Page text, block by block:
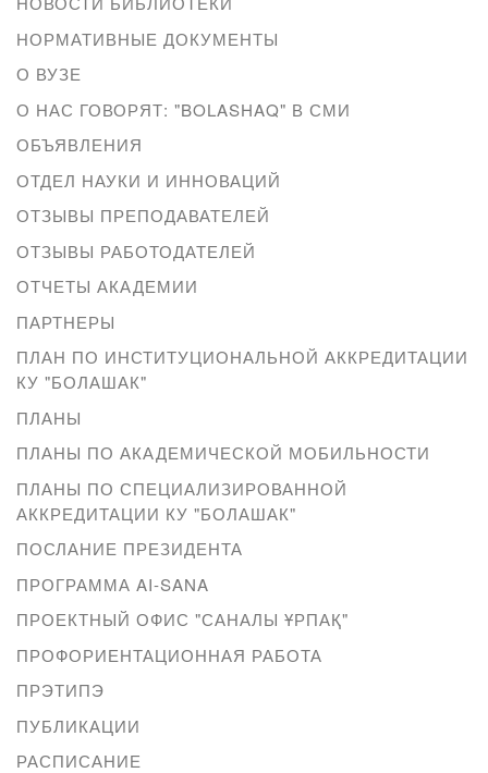
НОРМАТИВНЫЕ ДОКУМЕНТЫ
О ВУЗЕ
О НАС ГОВОРЯТ: "BOLASHAQ" В СМИ
ОБЪЯВЛЕНИЯ
ОТДЕЛ НАУКИ И ИННОВАЦИЙ
ОТЗЫВЫ ПРЕПОДАВАТЕЛЕЙ
ОТЗЫВЫ РАБОТОДАТЕЛЕЙ
ОТЧЕТЫ АКАДЕМИИ
ПАРТНЕРЫ
ПЛАН ПО ИНСТИТУЦИОНАЛЬНОЙ АККРЕДИТАЦИИ
КУ "БОЛАШАК"
ПЛАНЫ
ПЛАНЫ ПО АКАДЕМИЧЕСКОЙ МОБИЛЬНОСТИ
ПЛАНЫ ПО СПЕЦИАЛИЗИРОВАННОЙ
АККРЕДИТАЦИИ КУ "БОЛАШАК"
ПОСЛАНИЕ ПРЕЗИДЕНТА
ПРОГРАММА AI-SANA
ПРОЕКТНЫЙ ОФИС "САНАЛЫ ҰРПАҚ"
ПРОФОРИЕНТАЦИОННАЯ РАБОТА
ПРЭТИПЭ
ПУБЛИКАЦИИ
РАСПИСАНИЕ